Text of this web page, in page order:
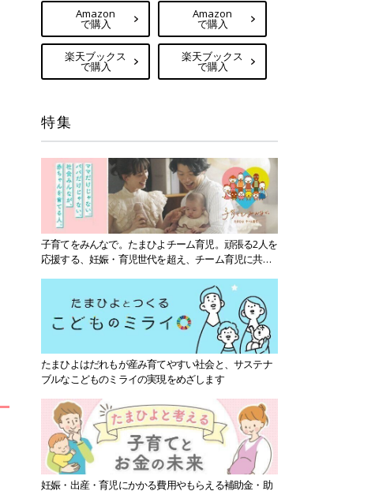
Amazon
で購入
楽天ブックス
で購入
Amazon
で購入
楽天ブックス
で購入
特集
子育てをみんなで。たまひよチーム育児。頑張る2人を
応援する、妊娠・育児世代を超え、チーム育児に共感
たまひよはだれもが産み育てやすい社会と、サステナ
ブルなこどものミライの実現をめざします
妊娠・出産・育児にかかる費用やもらえる補助金・助